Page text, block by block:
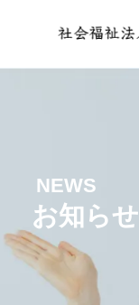
NEWS
お知らせ